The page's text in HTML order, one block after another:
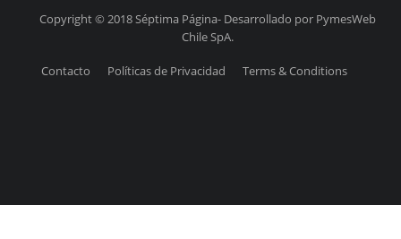
Copyright © 2018 Séptima Página- Desarrollado por PymesWeb
Chile SpA.
Contacto Políticas de Privacidad Terms & Conditions